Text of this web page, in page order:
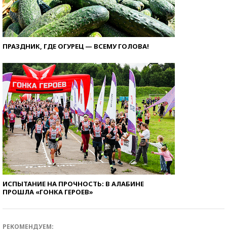
ПРАЗДНИК, ГДЕ ОГУРЕЦ — ВСЕМУ ГОЛОВА!
ИСПЫТАНИЕ НА ПРОЧНОСТЬ: В АЛАБИНЕ
ПРОШЛА «ГОНКА ГЕРОЕВ»
РЕКОМЕНДУЕМ: